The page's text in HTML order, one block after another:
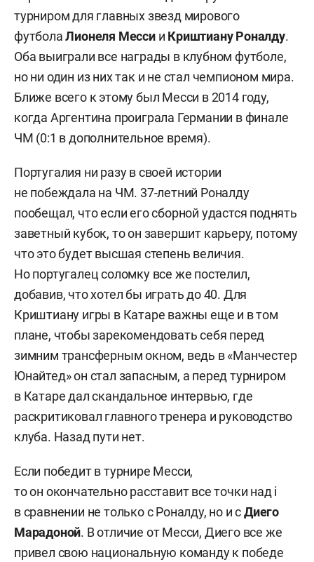
турниром для главных звезд мирового
футболаЛионеля Мессии Криштиану Роналду.
Оба выиграли все награды в клубном футболе,
но ни один из них так и не стал чемпионом мира.
Ближе всего к этому был Месси в 2014 году,
когда Аргентина проиграла Германии в финале
ЧМ (0:1 в дополнительное время).
Португалия ни разу в своей истории
не побеждала на ЧМ. 37-летний Роналду
пообещал, что если его сборной удастся поднять
заветный кубок, то он завершит карьеру, потому
что это будет высшая степень величия.
Но португалец соломку все же постелил,
добавив, что хотел бы играть до 40. Для
Криштиану игры в Катаре важны еще и в том
плане, чтобы зарекомендовать себя перед
зимним трансферным окном, ведь в «Манчестер
Юнайтед» он стал запасным, а перед турниром
в Катаре дал скандальное интервью, где
раскритиковал главного тренера и руководство
клуба. Назад пути нет.
Если победит в турнире Месси,
то он окончательно расставит все точки над i
в сравнении не только с Роналду, но и сДиего
Марадоной. В отличие от Месси, Диего все же
привел свою национальную команду к победе